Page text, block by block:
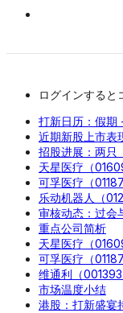
ログインすると
打新日历：假期
近期新股上市表
招股进展：两只
天星医疗（
可孚医疗（
乐动机器人（
审核动态：过会
重点公司简析
天星医疗（
可孚医疗（
维通利（
市场温度小结
港股：打新盛宴